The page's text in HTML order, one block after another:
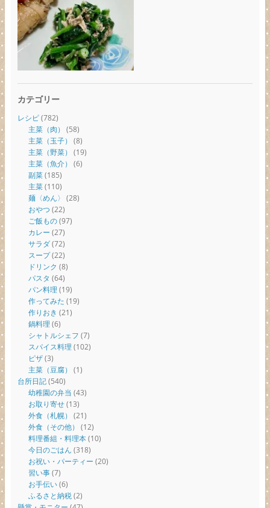
カテゴリー
レシピ(782)
主菜（肉） (58)
主菜（玉子） (8)
主菜（野菜） (19)
主菜（魚介） (6)
副菜(185)
主菜(110)
麺〈めん〉 (28)
おやつ (22)
ご飯もの(97)
カレー (27)
サラダ(72)
スープ(22)
ドリンク (8)
パスタ (64)
パン料理 (19)
作ってみた (19)
作りおき (21)
鍋料理 (6)
シャトルシェフ (7)
スパイス料理 (102)
ピザ(3)
主菜（豆腐） (1)
台所日記(540)
幼稚園の弁当 (43)
お取り寄せ(13)
外食（札幌） (21)
外食（その他） (12)
料理番組・料理本(10)
今日のごはん (318)
お祝い・パーティー (20)
習い事(7)
お手伝い(6)
ふるさと納税(2)